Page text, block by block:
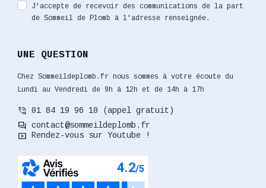
J'accepte de recevoir des communications de la part
de Sommeil de Plomb à l'adresse renseignée.
UNE QUESTION
Chez Sommeildeplomb.fr nous sommes à votre écoute du
Lundi au Vendredi de 9h à 12h et de 14h à 17h
phone_in_talk 01 84 19 96 10 (appel gratuit)
forum contact@sommeildeplomb.fr
smart_display Rendez-vous sur Youtube !